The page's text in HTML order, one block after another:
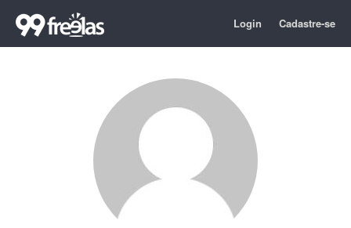
Login Cadastre-se